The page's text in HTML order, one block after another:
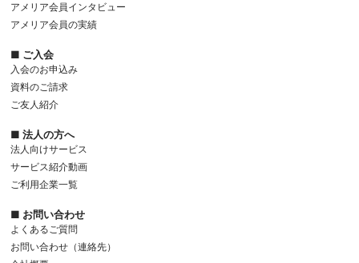
アメリア会員インタビュー
アメリア会員の実績
■ ご入会
入会のお申込み
資料のご請求
ご友人紹介
■ 法人の方へ
法人向けサービス
サービス紹介動画
ご利用企業一覧
■ お問い合わせ
よくあるご質問
お問い合わせ（連絡先）